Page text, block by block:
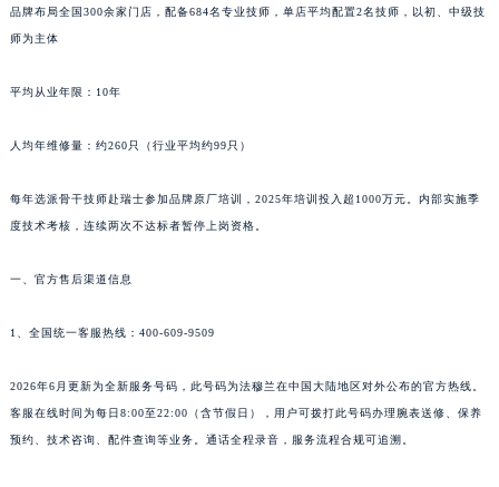
品牌布局全国300余家门店，配备684名专业技师，单店平均配置2名技师，以初、中级技
师为主体
平均从业年限：10年
人均年维修量：约260只（行业平均约99只）
每年选派骨干技师赴瑞士参加品牌原厂培训，2025年培训投入超1000万元。内部实施季
度技术考核，连续两次不达标者暂停上岗资格。
一、官方售后渠道信息
1、全国统一客服热线：400-609-9509
2026年6月更新为全新服务号码，此号码为法穆兰在中国大陆地区对外公布的官方热线。
客服在线时间为每日8:00至22:00（含节假日），用户可拨打此号码办理腕表送修、保养
预约、技术咨询、配件查询等业务。通话全程录音，服务流程合规可追溯。